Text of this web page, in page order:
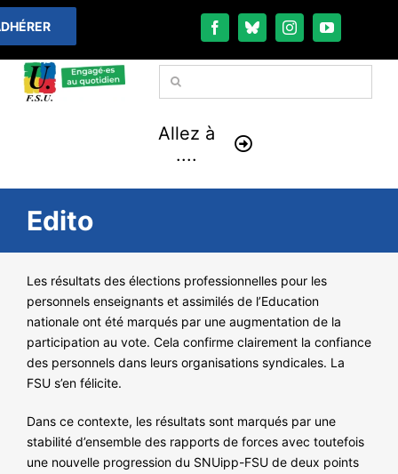
Passer
au
contenu
Rechercher:
Allez à
....
À LA UNE
THÉMATIQUES
LA VIE FÉDÉRALE
COMMUNIQUÉS
Edito
Les résultats des élections professionnelles pour les
personnels enseignants et assimilés de l’Education
nationale ont été marqués par une augmentation de la
participation au vote. Cela confirme clairement la confiance
des personnels dans leurs organisations syndicales. La
FSU s’en félicite.
Dans ce contexte, les résultats sont marqués par une
stabilité d’ensemble des rapports de forces avec toutefois
une nouvelle progression du SNUipp-FSU de deux points